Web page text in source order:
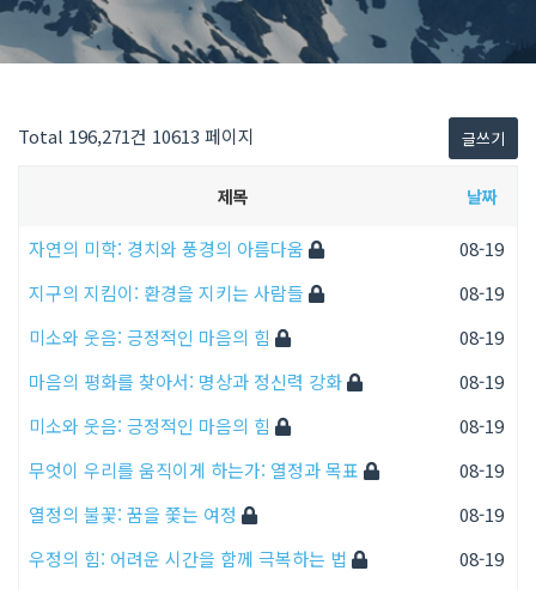
Total 196,271건 10613 페이지 글쓰기
제목 날짜
자연의 미학: 경치와 풍경의 아름다움
08-19
지구의 지킴이: 환경을 지키는 사람들
08-19
미소와 웃음: 긍정적인 마음의 힘
08-19
마음의 평화를 찾아서: 명상과 정신력 강화
08-19
미소와 웃음: 긍정적인 마음의 힘
08-19
무엇이 우리를 움직이게 하는가: 열정과 목표
08-19
열정의 불꽃: 꿈을 쫓는 여정
08-19
우정의 힘: 어려운 시간을 함께 극복하는 법
08-19